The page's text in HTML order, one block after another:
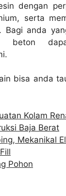
dengan
serta
Bagi anda
beton
bisa anda
Kolam
Baja Berat
Mekanikal
Pohon